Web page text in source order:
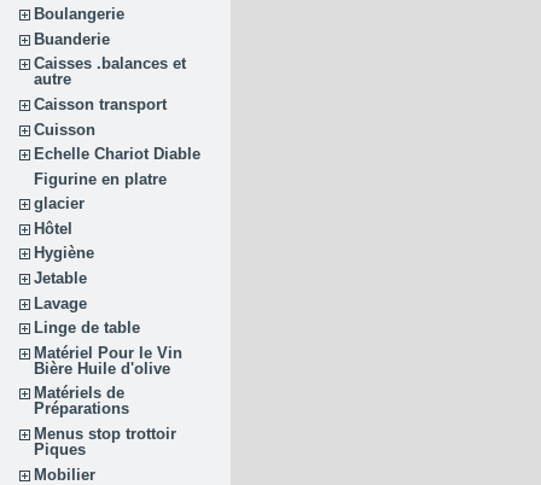
Boulangerie
Buanderie
Caisses .balances et
autre
Caisson transport
Cuisson
Echelle Chariot Diable
Figurine en platre
glacier
Hôtel
Hygiène
Jetable
Lavage
Linge de table
Matériel Pour le Vin
Bière Huile d'olive
Matériels de
Préparations
Menus stop trottoir
Piques
Mobilier